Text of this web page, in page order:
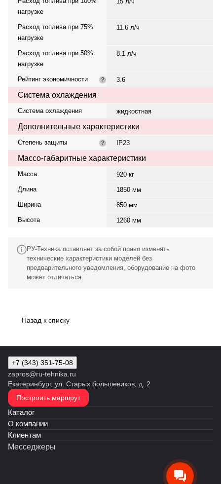
нагрузке
Расход топлива при 75%
нагрузке
11.6 л/ч
Расход топлива при 50%
нагрузке
8.1 л/ч
Рейтинг экономичности ? 3.6
Система охлаждения
Система охлаждения жидкостная
Дополнительные характеристики
Степень защиты ? IP23
Массо-габаритные характеристики
Масса
920 кг
Длина
1850 мм
Ширина
850 мм
Высота
1260 мм
РУ-Техника оставляет за собой право изменять
технические характеристики моделей без
предварительного уведомления, оборудование на фото
может отличаться.
Назад к списку
+7 (343) 351-75-08
zapros@ru-tehnika.ru
Екатеринбург, ул. Старых большевиков, д. 2
Построить маршрут
Каталог
О компании
Клиентам
Месседжеры